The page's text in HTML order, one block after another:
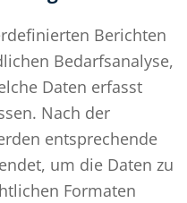
Berichten
Bedarfsanalyse,
Daten erfasst
Nach der
entsprechende
um die Daten zu
Formaten